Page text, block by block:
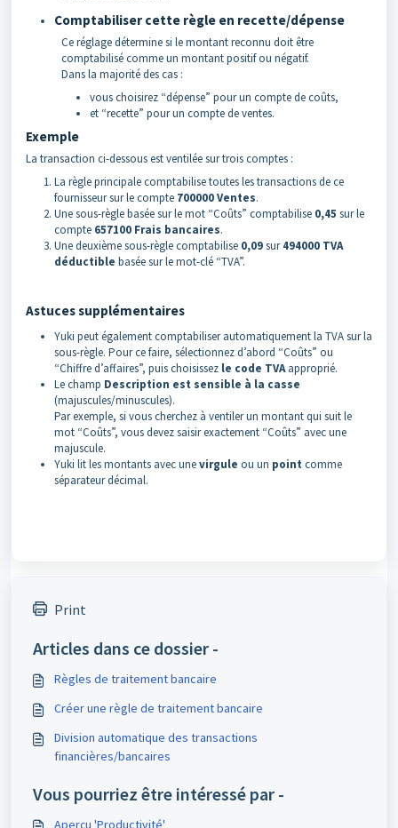
Comptabiliser cette règle en recette/dépense
Ce réglage détermine si le montant reconnu doit être
comptabilisé comme un montant positif ou négatif.
Dans la majorité des cas :
vous choisirez “dépense” pour un compte de coûts,
et “recette” pour un compte de ventes.
Exemple
La transaction ci-dessous est ventilée sur trois comptes :
La règle principale comptabilise toutes les transactions de ce
fournisseur sur le compte 700000 Ventes.
Une sous-règle basée sur le mot “Coûts” comptabilise 0,45 sur le
compte 657100 Frais bancaires.
Une deuxième sous-règle comptabilise 0,09sur494000 TVA
déductible basée sur le mot-clé “TVA”.
Astuces supplémentaires
Yuki peut également comptabiliser automatiquement la TVA sur la
sous-règle. Pour ce faire, sélectionnez d’abord “Coûts” ou
“Chiffre d’affaires”, puis choisissez le code TVAapproprié.
Le champ Description est sensible à la casse
(majuscules/minuscules).
Par exemple, si vous cherchez à ventiler un montant qui suit le
mot “Coûts”, vous devez saisir exactement “Coûts” avec une
majuscule.
Yuki lit les montants avec unevirgule ou un point comme
séparateur décimal.
Print
Articles dans ce dossier -
Règles de traitement bancaire
Créer une règle de traitement bancaire
Division automatique des transactions
financières/bancaires
Vous pourriez être intéressé par -
Aperçu 'Productivité'